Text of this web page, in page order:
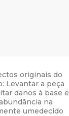
originais do
Levantar a peça
danos à base e
na
umedecido